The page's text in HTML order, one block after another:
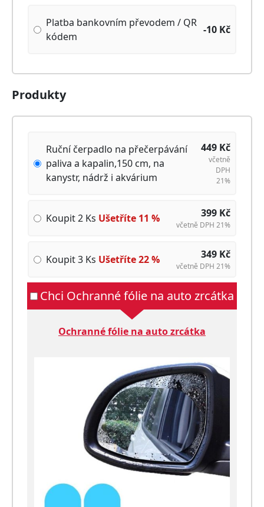
Platba bankovním převodem / QR
kódem
-10 Kč
Produkty
Ruční čerpadlo na přečerpávání
paliva a kapalin,150 cm, na
kanystr, nádrž i akvárium
449 Kč
včetně
DPH
21%
Koupit 2 Ks Ušetříte 11 % 399 Kč
včetně DPH 21%
Koupit 3 Ks Ušetříte22% 349 Kč
včetně DPH 21%
Chci Ochranné fólie na auto zrcátka
Ochranné fólie na auto zrcátka